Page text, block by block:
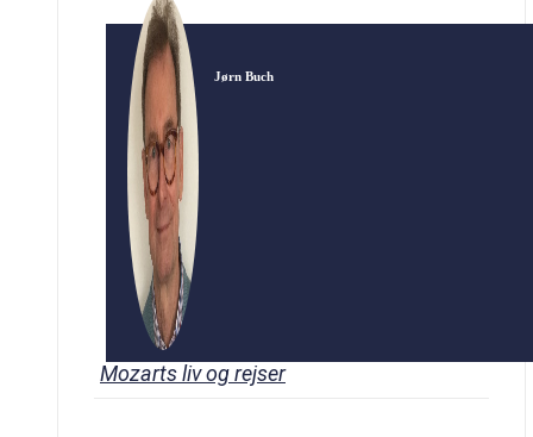
Jørn Buch
Mozarts liv og rejser